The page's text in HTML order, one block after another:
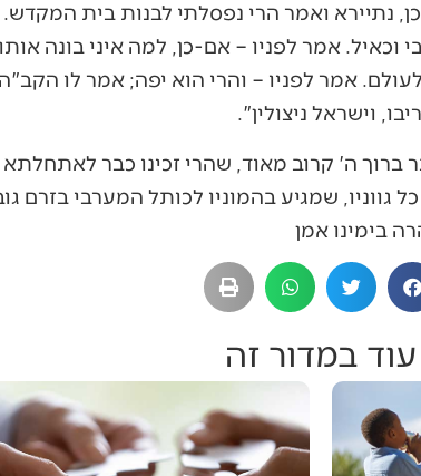
נתיירא ואמר הרי נפסלתי לבנות בית
וכאיל. אמר לפניו – אם-כן, למה איני בונה
אמר לפניו – והרי הוא יפה; אמר לו הקב"ה,
וישראל ניצולין".
ה' קרוב מאוד, שהרי זכינו כבר לאתחלתא
שמגיע בהמוניו לכותל המערבי בזרם
בימינו אמן
עוד במדור זה